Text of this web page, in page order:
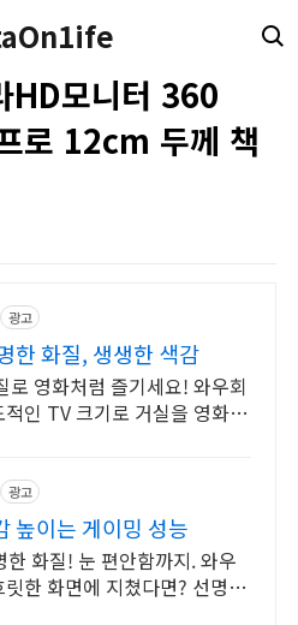
HD모니터 360
로 12cm 두께 책
광고
한 화질, 생생한 색감
로 영화처럼 즐기세요! 와우회
인 TV 크기로 거실을 영화관
광고
높이는 게이밍 성능
화질! 눈 편안함까지. 와우
한 화면에 지쳤다면? 선명한